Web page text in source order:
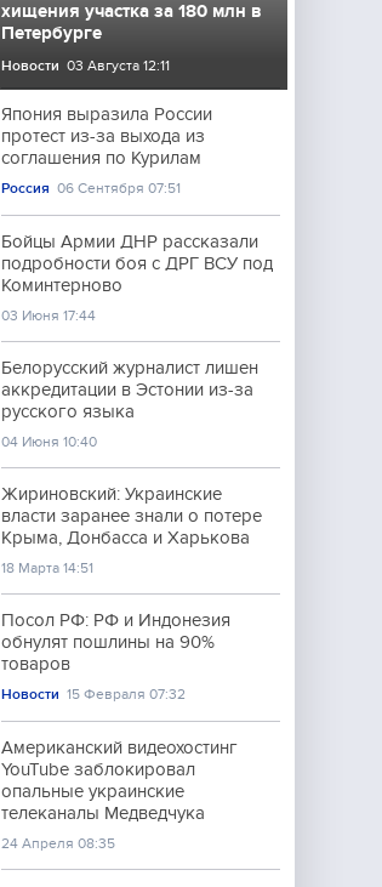
хищения участка за 180 млн в
Петербурге
Новости 03 Августа 12:11
Япония выразила России
протест из-за выхода из
соглашения по Курилам
Россия 06 Сентября 07:51
Бойцы Армии ДНР рассказали
подробности боя с ДРГ ВСУ под
Коминтерново
03 Июня 17:44
Белорусский журналист лишен
аккредитации в Эстонии из-за
русского языка
04 Июня 10:40
Жириновский: Украинские
власти заранее знали о потере
Крыма, Донбасса и Харькова
18 Марта 14:51
Посол РФ: РФ и Индонезия
обнулят пошлины на 90%
товаров
Новости 15 Февраля 07:32
Американский видеохостинг
YouTube заблокировал
опальные украинские
телеканалы Медведчука
24 Апреля 08:35